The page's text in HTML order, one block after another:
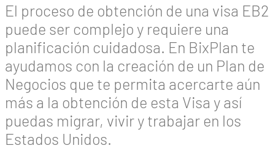
El proceso de obtención de una visa EB2
puede ser complejo y requiere una
planificación cuidadosa. En BixPlan te
ayudamos con la creación de un Plan de
Negocios que te permita acercarte aún
más a la obtención de esta Visa y así
puedas migrar, vivir y trabajar en los
Estados Unidos.